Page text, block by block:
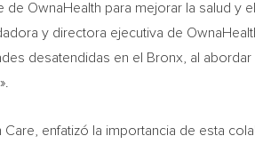
OwnaHealth para mejorar la salud y
y directora ejecutiva de
desatendidas en el
Bronx , al
enfatizó la importancia de esta